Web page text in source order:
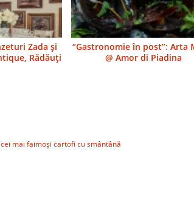
Zada şi
Rădăuţi
“Gastronomie în post”: Arta
@ Amor di Piadina
mai faimoşi cartofi cu smântână